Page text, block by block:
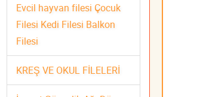
Evcil hayvan filesi Çocuk
Filesi Kedi Filesi Balkon
Filesi
KREŞ VE OKUL FİLELERİ